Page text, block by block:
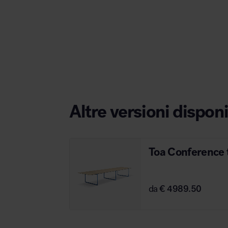
Altre versioni
Toa
da€ 4989.50